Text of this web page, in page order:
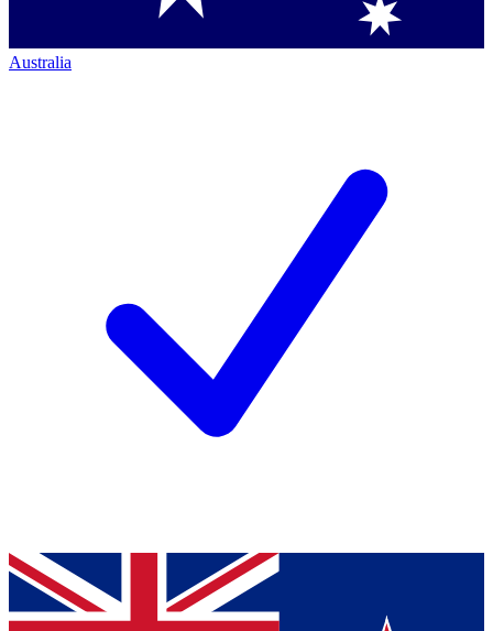
Australia